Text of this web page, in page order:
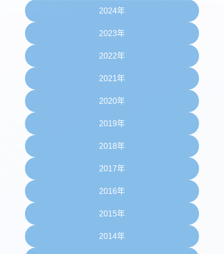
2024年
2023年
2022年
2021年
2020年
2019年
2018年
2017年
2016年
2015年
2014年